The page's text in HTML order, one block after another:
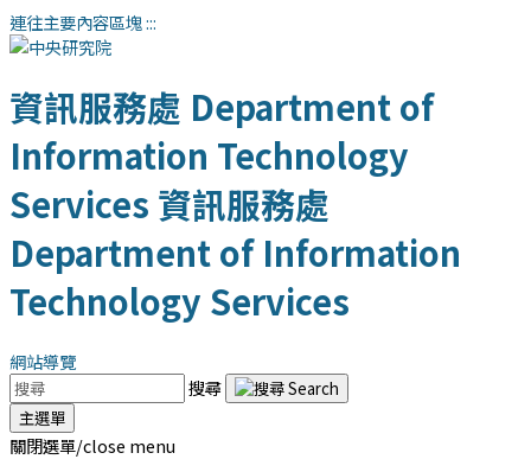
連往主要內容區塊:::
資訊服務處 Department of
Information Technology
Services 資訊服務處
Department of Information
Technology Services
網站導覽
搜尋
主選單
關閉選單/close menu